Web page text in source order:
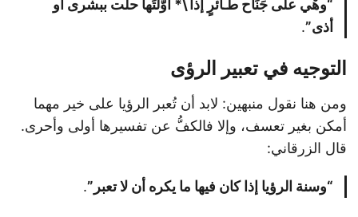
“وهْي على جَنَاح طـائرٍ إذا \* أوَّلتَها حلَّت ببشرى أو
أذى”.
التوجيه في تعبير الرؤى
ومن هنا نقول منبهين: لابد أن تُعبر الرؤيا على خير مهما
أمكن بغير تعسف، وإلا فالكفُّ عن تفسيرها أولى وأحرى.
قال الزرقاني:
“وسنة الرؤيا إذا كان فيها ما يكره أن لا تعبر”.